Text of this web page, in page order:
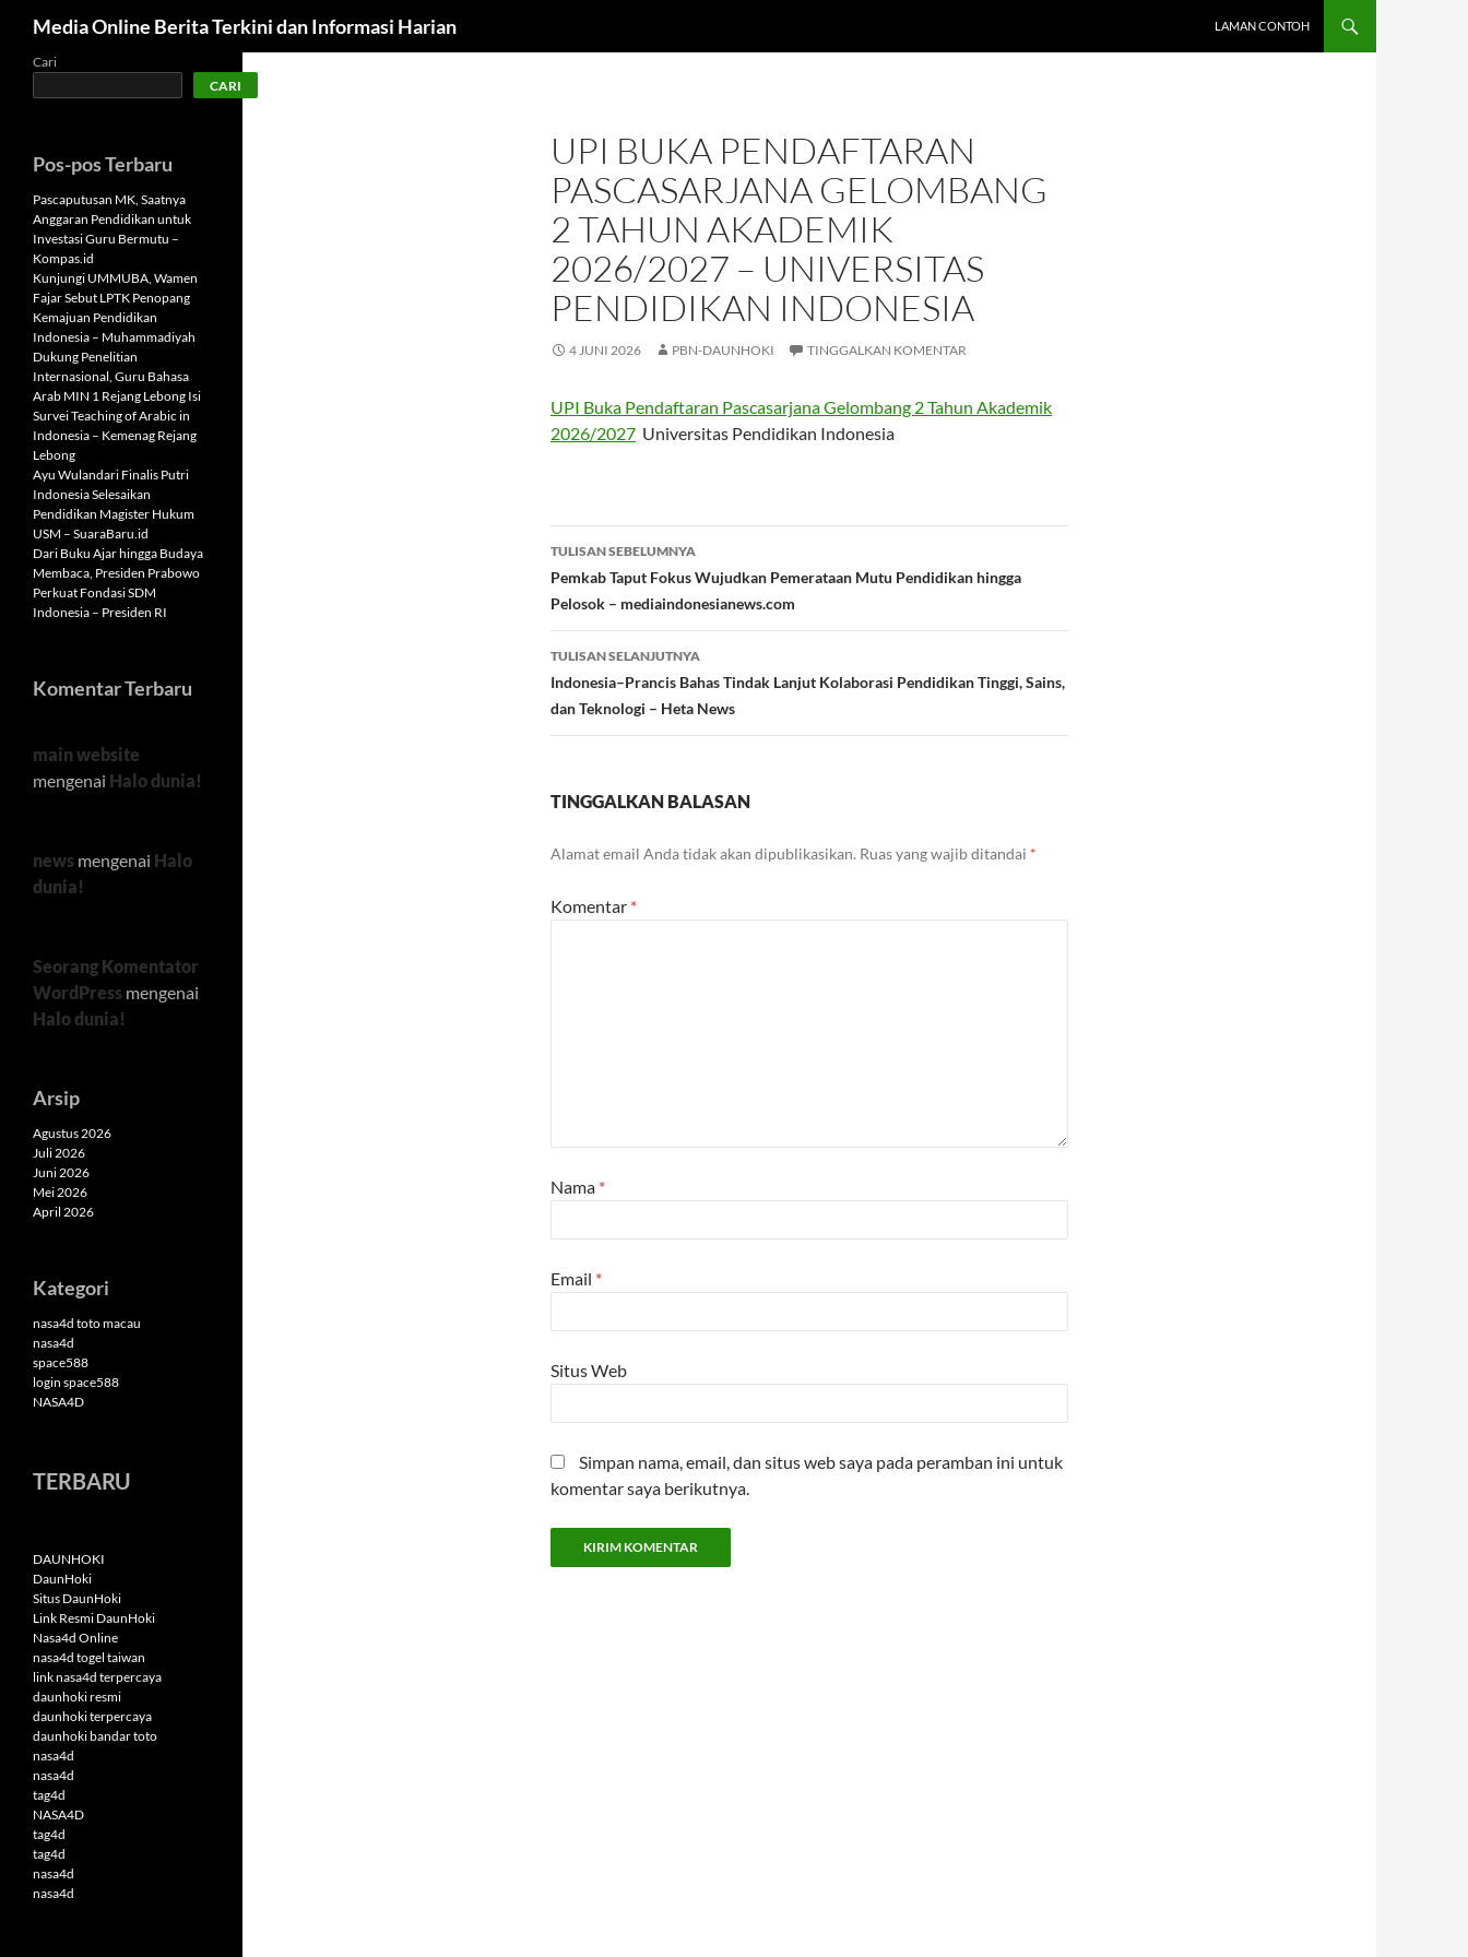
Langsung
Media Online Berita Terkini dan Informasi Harian LAMAN CONTOH
UPI BUKA PENDAFTARAN
PASCASARJANA GELOMBANG
2 TAHUN AKADEMIK
2026/2027 – UNIVERSITAS
PENDIDIKAN INDONESIA
4 JUNI 2026 PBN-DAUNHOKI TINGGALKAN KOMENTAR
UPI Buka Pendaftaran Pascasarjana Gelombang 2 Tahun Akademik
2026/2027 Universitas Pendidikan Indonesia
Navigasi
Tulisan
TULISAN SEBELUMNYA
Pemkab Taput Fokus Wujudkan Pemerataan Mutu Pendidikan hingga
Pelosok – mediaindonesianews.com
TULISAN SELANJUTNYA
Indonesia–Prancis Bahas Tindak Lanjut Kolaborasi Pendidikan Tinggi, Sains,
dan Teknologi – Heta News
TINGGALKAN BALASAN
Alamat email Anda tidak akan dipublikasikan. Ruas yang wajib ditandai *
Komentar *
Nama *
Email *
Situs Web
Simpan nama, email, dan situs web saya pada peramban ini untuk
komentar saya berikutnya.
Cari
CARI
Pos-pos Terbaru
Pascaputusan MK, Saatnya
Anggaran Pendidikan untuk
Investasi Guru Bermutu –
Kompas.id
Kunjungi UMMUBA, Wamen
Fajar Sebut LPTK Penopang
Kemajuan Pendidikan
Indonesia – Muhammadiyah
Dukung Penelitian
Internasional, Guru Bahasa
Arab MIN 1 Rejang Lebong Isi
Survei Teaching of Arabic in
Indonesia – Kemenag Rejang
Lebong
Ayu Wulandari Finalis Putri
Indonesia Selesaikan
Pendidikan Magister Hukum
USM – SuaraBaru.id
Dari Buku Ajar hingga Budaya
Membaca, Presiden Prabowo
Perkuat Fondasi SDM
Indonesia – Presiden RI
Komentar Terbaru
main website
mengenai Halo dunia!
news mengenai Halo
dunia!
Seorang Komentator
WordPress mengenai
Halo dunia!
Arsip
Agustus 2026
Juli 2026
Juni 2026
Mei 2026
April 2026
Kategori
nasa4d toto macau
nasa4d
space588
login space588
NASA4D
TERBARU
DAUNHOKI
DaunHoki
Situs DaunHoki
Link Resmi DaunHoki
Nasa4d Online
nasa4d togel taiwan
link nasa4d terpercaya
daunhoki resmi
daunhoki terpercaya
daunhoki bandar toto
nasa4d
nasa4d
tag4d
NASA4D
tag4d
tag4d
nasa4d
nasa4d